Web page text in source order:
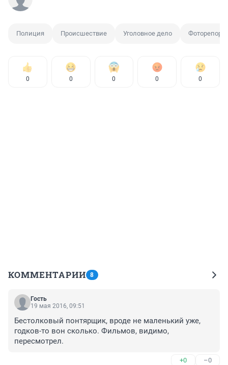
Полиция Происшествие Уголовное дело
0 0 0 0 0
КОММЕНТАРИИ 8
Гость
19 мая 2016, 09:51
Бестолковый понтярщик, вроде не маленький уже,
годков-то вон сколько. Фильмов, видимо,
пересмотрел.
+0 –0